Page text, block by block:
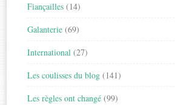
Fiançailles (14)
Galanterie (69)
International (27)
Les coulisses du blog (141)
Les règles ont changé (99)